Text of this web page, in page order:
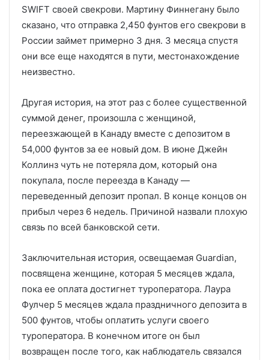
SWIFT своей свекрови. Мартину Финнегану было
сказано, что отправка 2,450 фунтов его свекрови в
России займет примерно 3 дня. 3 месяца спустя
они все еще находятся в пути, местонахождение
неизвестно.
Другая история, на этот раз с более существенной
суммой денег, произошла с женщиной,
переезжающей в Канаду вместе с депозитом в
54,000 фунтов за ее новый дом. В июне Джейн
Коллинз чуть не потеряла дом, который она
покупала, после переезда в Канаду —
переведенный депозит пропал. В конце концов он
прибыл через 6 недель. Причиной назвали плохую
связь по всей банковской сети.
Заключительная история, освещаемая Guardian,
посвящена женщине, которая 5 месяцев ждала,
пока ее оплата достигнет туроператора. Лаура
Фулчер 5 месяцев ждала праздничного депозита в
500 фунтов, чтобы оплатить услуги своего
туроператора. В конечном итоге он был
возвращен после того, как наблюдатель связался